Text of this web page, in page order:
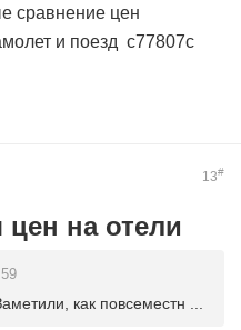
сравнение цен
и поезд c77807c
13#
цен на отели
как повсеместн ...